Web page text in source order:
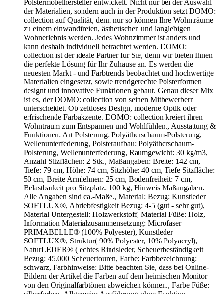
Polstermöbelhersteller entwickelt. Nicht nur bei der Auswahl
der Materialien, sondern auch in der Produktion setzt DOMO:
collection auf Qualität, denn nur so können Ihre Wohnträume
zu einem einwandfreien, ästhetischen und langlebigen
Wohnerlebnis werden. Jedes Wohnzimmer ist anders und
kann deshalb individuell betrachtet werden. DOMO:
collection ist der ideale Partner für Sie, denn wir bieten Ihnen
die perfekte Lösung für Ihr Zuhause an. Es werden die
neuesten Markt - und Farbtrends beobachtet und hochwertige
Materialien eingesetzt, sowie trendgerechte Polsterformen
designt und innovative Funktionen gebaut. Genau dieser Mix
ist es, der DOMO: collection von seinen Mitbewerbern
unterscheidet. Ob zeitloses Design, moderne Optik oder
erfrischende Farbakzente. DOMO: collection kreiert ihren
Wohntraum zum Entspannen und Wohlfühlen., Ausstattung &
Funktionen: Art Polsterung: Polyätherschaum-Polsterung,
Wellenunterfederung, Polsteraufbau: Polyätherschaum-
Polsterung, Wellenunterfederung, Raumgewicht: 30 kg/m3,
Anzahl Sitzflächen: 2 Stk., Maßangaben: Breite: 142 cm,
Tiefe: 79 cm, Höhe: 74 cm, Sitzhöhe: 40 cm, Tiefe Sitzfläche:
50 cm, Breite Armlehnen: 25 cm, Bodenfreiheit: 7 cm,
Belastbarkeit pro Sitzplatz: 100 kg, Hinweis Maßangaben:
Alle Angaben sind ca.-Maße., Material: Bezug: Kunstleder
SOFTLUX®, Abriebfestigkeit Bezug: 4-5 (gut - sehr gut),
Material Untergestell: Holzwerkstoff, Material Füße: Holz,
Information Materialzusammensetzung: Microfaser
PRIMABELLE® (100% Polyester), Kunstleder
SOFTLUX®, Struktur( 90% Polyester, 10% Polyacryl),
NaturLEDER® ( echtes Rindsleder, Scheuerbeständigkeit
Bezug: 45.000 Scheuertouren, Farbe: Farbbezeichnung:
schwarz, Farbhinweise: Bitte beachten Sie, dass bei Online-
Bildern der Artikel die Farben auf dem heimischen Monitor
von den Originalfarbtönen abweichen können., Farbe Füße: